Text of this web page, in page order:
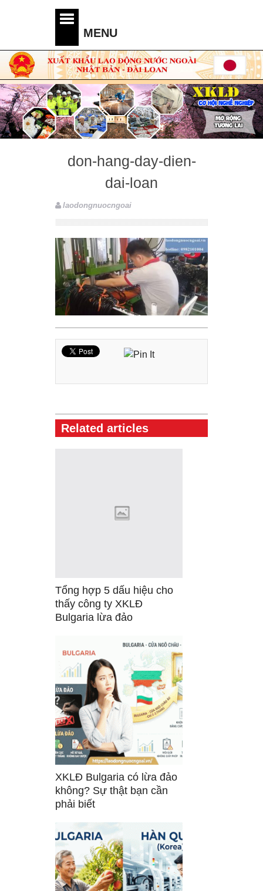
don-hang-day-dien-
dai-loan
laodongnuocngoai
Related articles
Tổng hợp 5 dấu hiệu cho
thấy công ty XKLĐ
Bulgaria lừa đảo
XKLĐ Bulgaria có lừa đảo
không? Sự thật bạn cần
phải biết